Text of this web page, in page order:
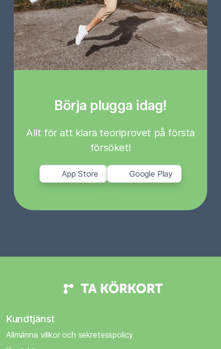
Börja plugga idag!
Allt för att klara teoriprovet på första
försöket!
App Store Google Play
Kundtjänst
Allmänna villkor och sekretesspolicy